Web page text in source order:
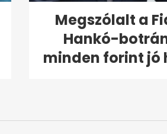
Megszólalt a
Hankó-
minden forint jó